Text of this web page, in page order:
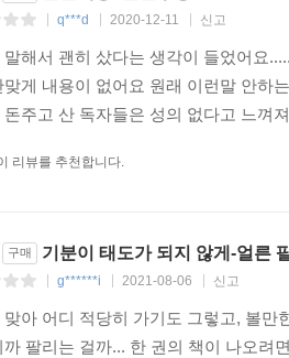
q***d 2020-12-11 신고
말해서 괜히 샀다는 생각이 들었어요
맞게 내용이 없어요 원래 이런말 안하
돈주고 산 독자들은 성의 없다고 느껴
리뷰를 추천합니다.
구매 기분이 태도가 되지 않게-얼른
g******i 2021-08-06 신고
맞아 어디 적당히 가기도 그렇고, 볼
까 팔리는 걸까... 한 권의 책이 나오려